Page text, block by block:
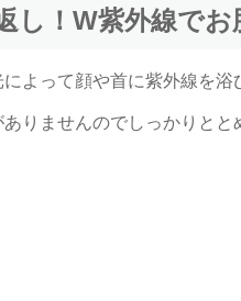
し！W紫外線で
よって顔や首に紫外線を浴
りませんのでしっかりとと